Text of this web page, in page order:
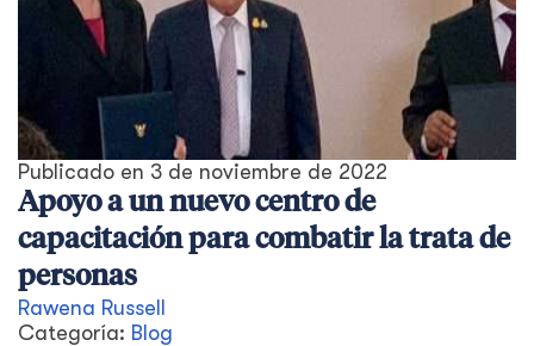
Publicado en 3 de noviembre de 2022
Apoyo a un nuevo centro de
capacitación para combatir la trata de
personas
Rawena Russell
Categoría: Blog